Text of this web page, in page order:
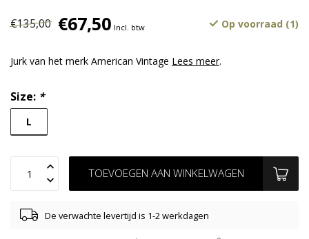
€135,00 €67,50 Incl. btw Op voorraad (1)
Jurk van het merk American Vintage Lees meer.
Size: *
L
TOEVOEGEN AAN WINKELWAGEN
De verwachte levertijd is 1-2 werkdagen